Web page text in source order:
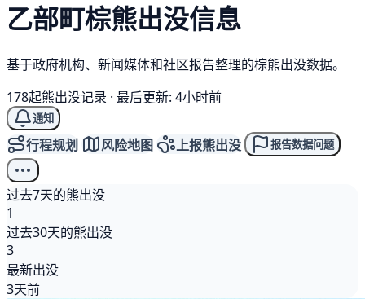
乙部町棕熊出没信息
基于政府机构、新闻媒体和社区报告整理的棕熊出没数据。
178起熊出没记录 · 最后更新: 4小时前
通知
行程规划 风险地图 上报熊出没 报告数据问题
过去7天的熊出没
1
过去30天的熊出没
3
最新出没
3天前